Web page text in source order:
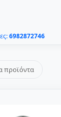
6982872746
προϊόντα